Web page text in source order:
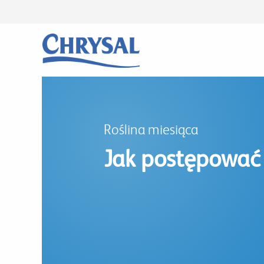
Roślina miesiąca
Jak